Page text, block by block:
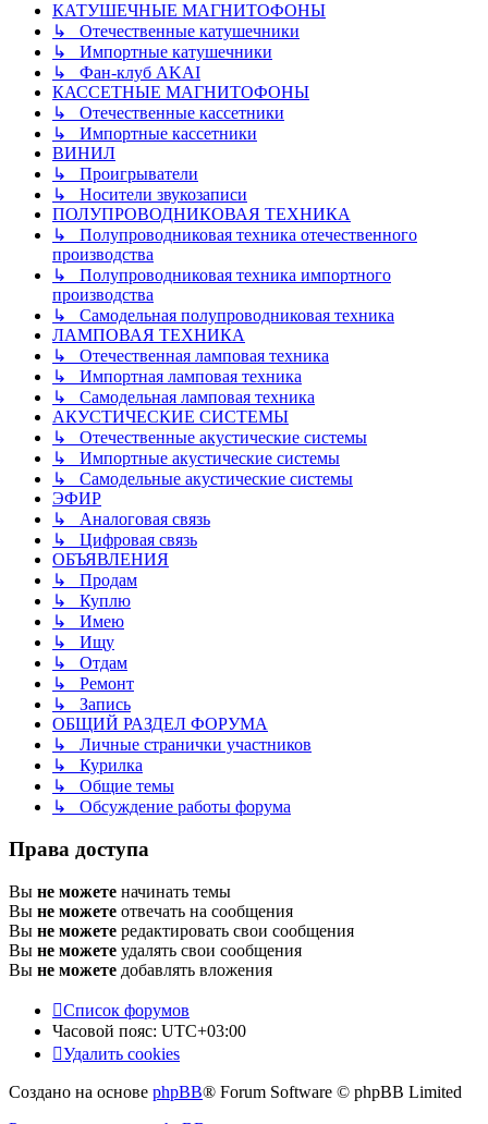
КАТУШЕЧНЫЕ МАГНИТОФОНЫ
↳ Отечественные катушечники
↳ Импортные катушечники
↳ Фан-клуб AKAI
КАССЕТНЫЕ МАГНИТОФОНЫ
↳ Отечественные кассетники
↳ Импортные кассетники
ВИНИЛ
↳ Проигрыватели
↳ Носители звукозаписи
ПОЛУПРОВОДНИКОВАЯ ТЕХНИКА
↳ Полупроводниковая техника отечественного
производства
↳ Полупроводниковая техника импортного
производства
↳ Самодельная полупроводниковая техника
ЛАМПОВАЯ ТЕХНИКА
↳ Отечественная ламповая техника
↳ Импортная ламповая техника
↳ Самодельная ламповая техника
АКУСТИЧЕСКИЕ СИСТЕМЫ
↳ Отечественные акустические системы
↳ Импортные акустические системы
↳ Самодельные акустические системы
ЭФИР
↳ Аналоговая связь
↳ Цифровая связь
ОБЪЯВЛЕНИЯ
↳ Продам
↳ Куплю
↳ Имею
↳ Ищу
↳ Отдам
↳ Ремонт
↳ Запись
ОБЩИЙ РАЗДЕЛ ФОРУМА
↳ Личные странички участников
↳ Курилка
↳ Общие темы
↳ Обсуждение работы форума
Права доступа
Вы не можете начинать темы
Вы не можете отвечать на сообщения
Вы не можете редактировать свои сообщения
Вы не можете удалять свои сообщения
Вы не можете добавлять вложения
Список форумов
Часовой пояс: UTC+03:00
Удалить cookies
Создано на основе phpBB® Forum Software © phpBB Limited